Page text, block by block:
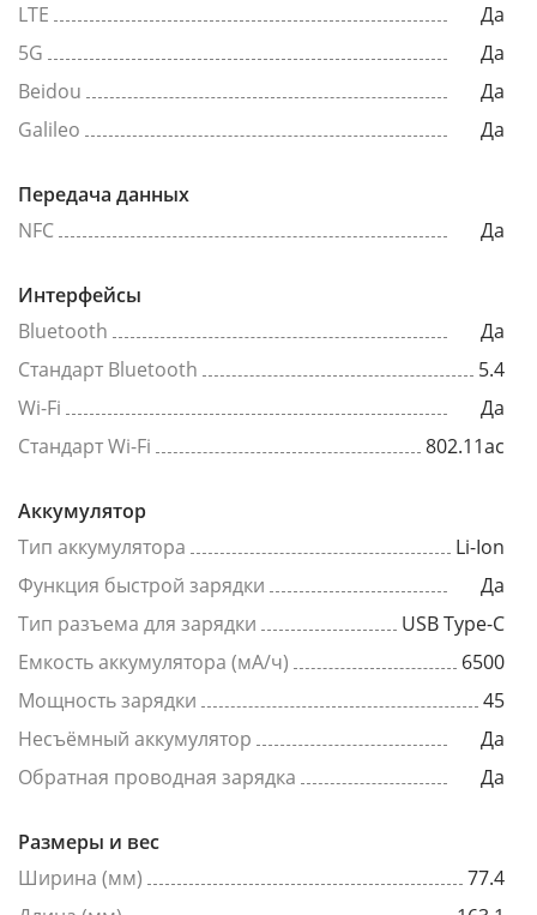
LTE
Да
5G
Да
Beidou
Да
Galileo
Да
Передача данных
NFC
Да
Интерфейсы
Bluetooth
Да
Стандарт Bluetooth
5.4
Wi-Fi
Да
Стандарт Wi-Fi
802.11ac
Аккумулятор
Тип аккумулятора
Li-Ion
Функция быстрой зарядки
Да
Тип разъема для зарядки
USB Type-C
Емкость аккумулятора (мА/ч)
6500
Мощность зарядки
45
Несъёмный аккумулятор
Да
Обратная проводная зарядка
Да
Размеры и вес
Ширина (мм)
77.4